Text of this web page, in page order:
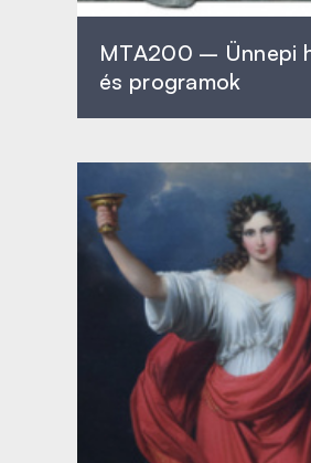
MTA200 – Ünnepi
és programok